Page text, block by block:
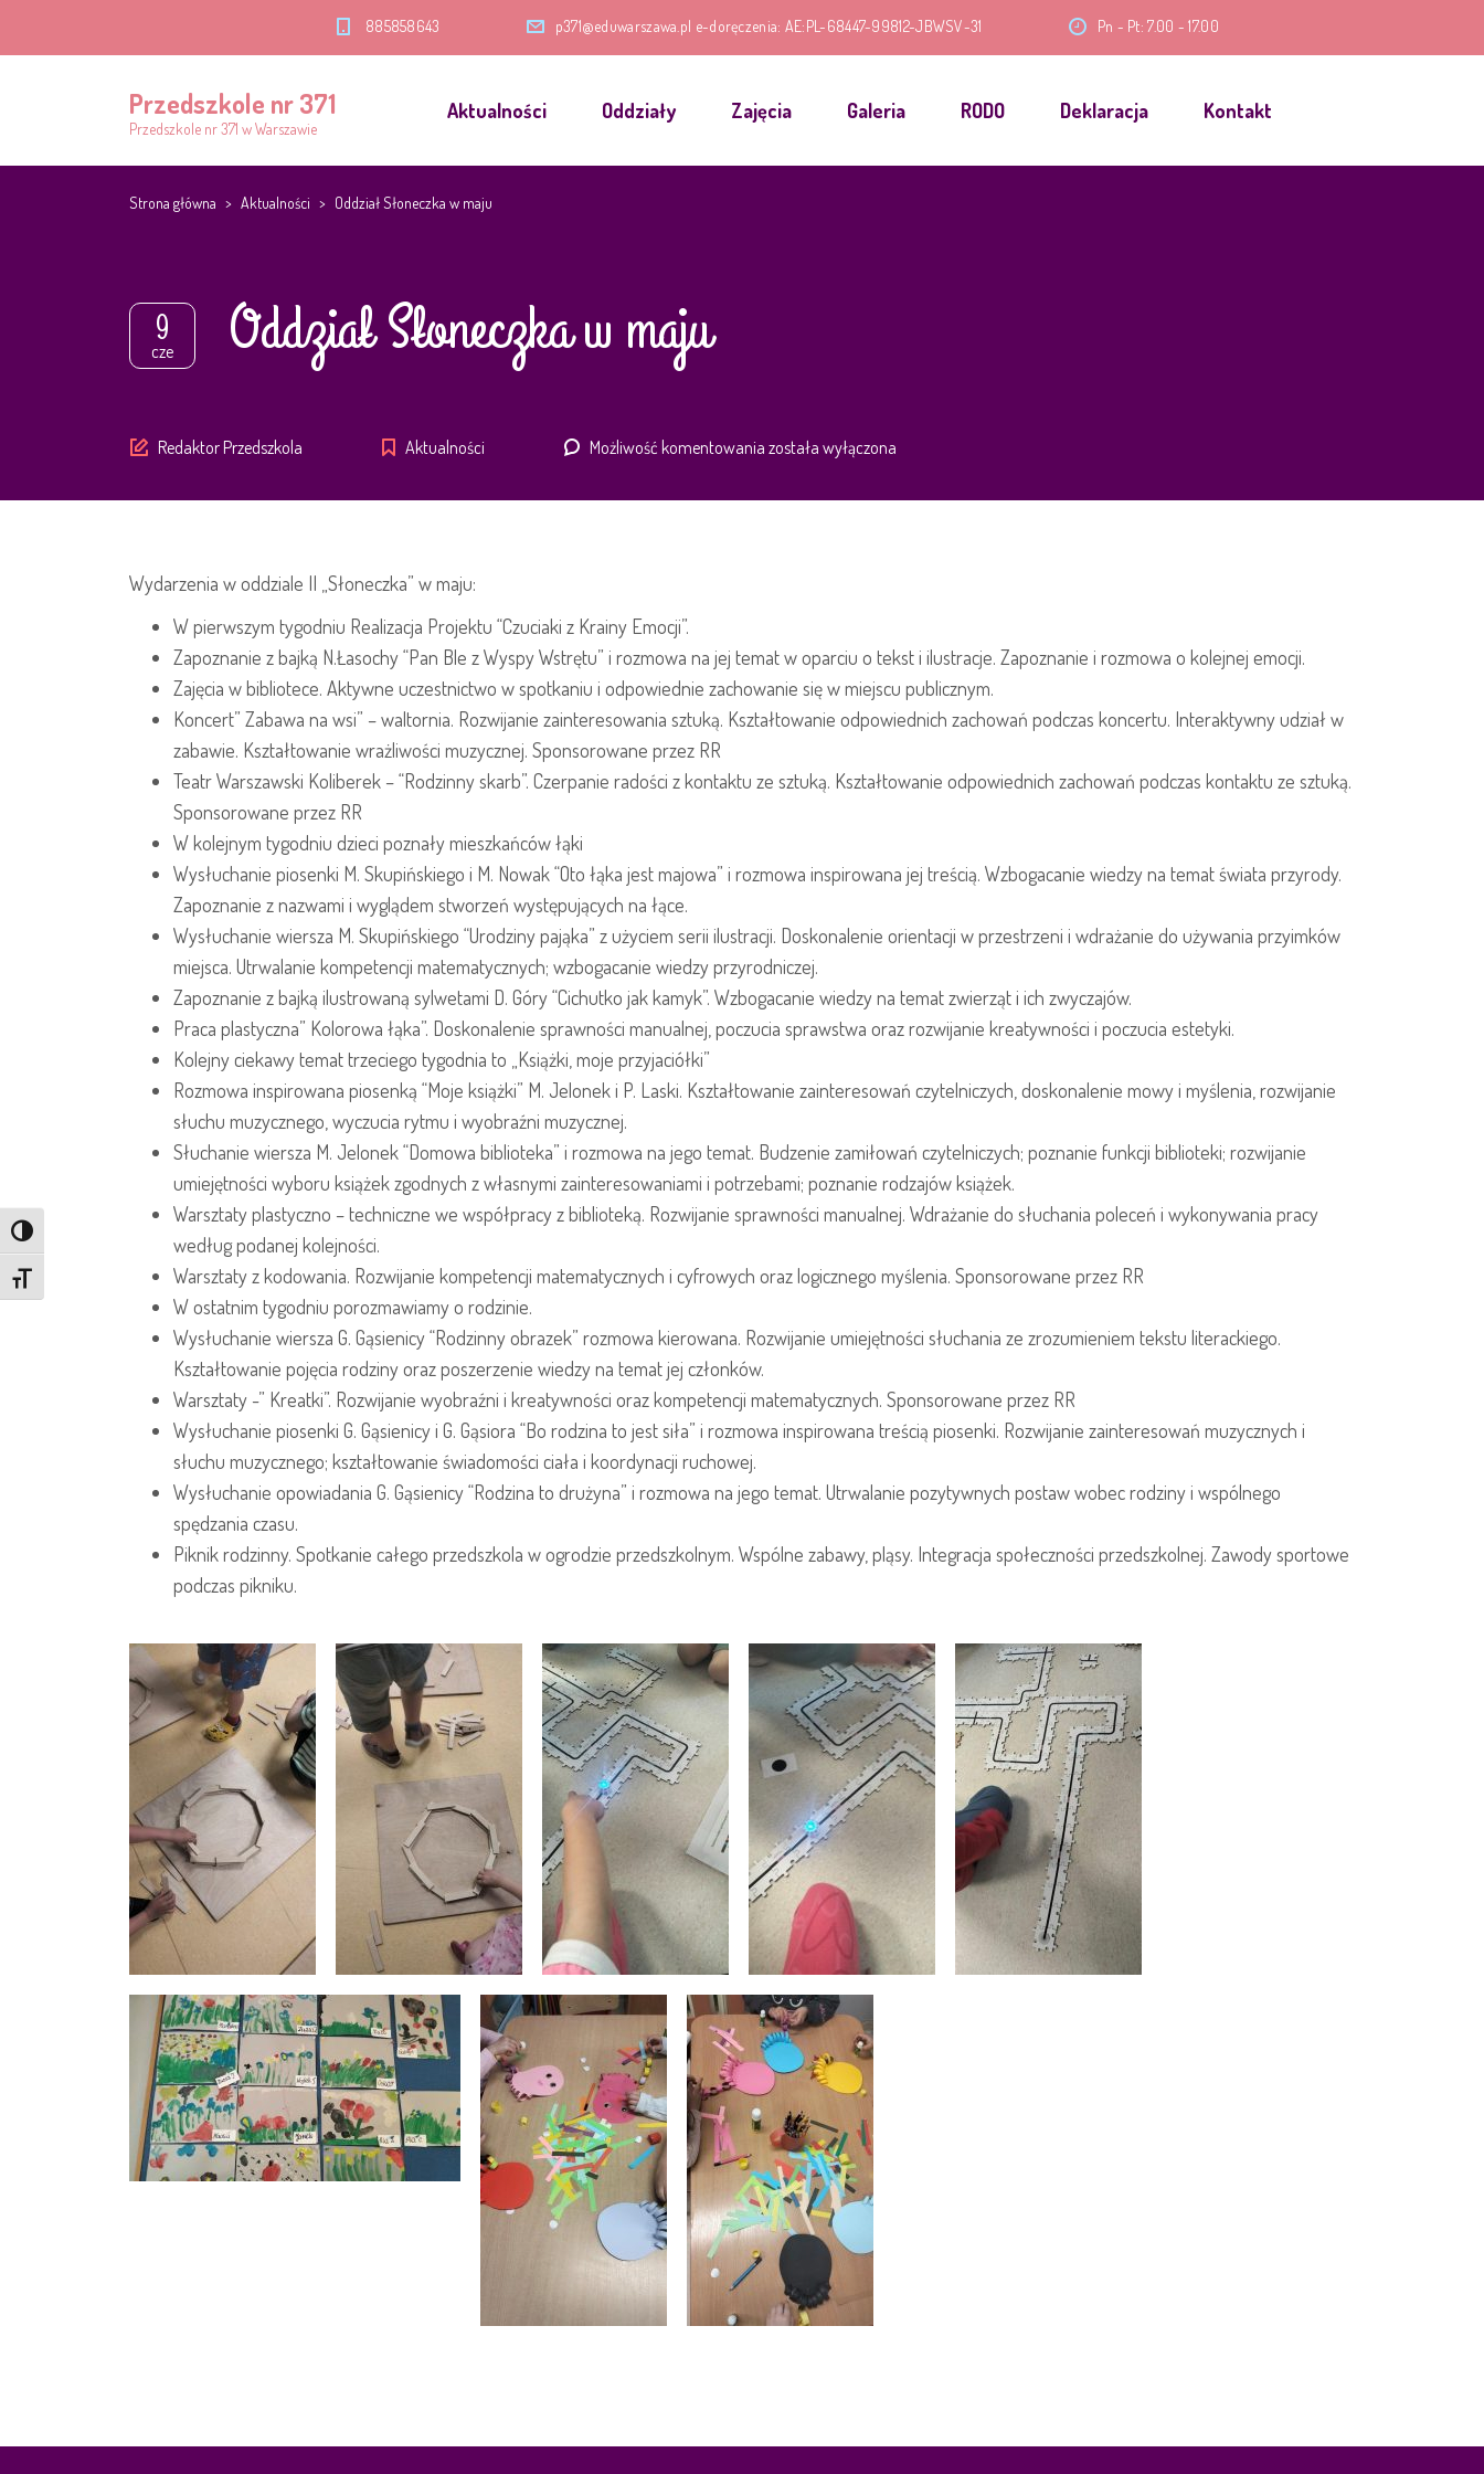
Toggle High Contrast
Toggle Font size
885858643 p371@eduwarszawa.pl e-doręczenia: AE:PL-68447-99812-JBWSV-31 Pn - Pt: 7.00 - 17.00
Przedszkole nr 371
Przedszkole nr 371 w Warszawie
Aktualności Oddziały Zajęcia Galeria RODO Deklaracja Kontakt
Strona główna > Aktualności > Oddział Słoneczka w maju
9
cze Oddział Słoneczka w maju
Author
Redaktor Przedszkola Aktualności Możliwość komentowania Oddział
została wyłączona
Wydarzenia w oddziale II „Słoneczka” w maju:
W pierwszym tygodniu Realizacja Projektu “Czuciaki z Krainy Emocji”.
Zapoznanie z bajką N.Łasochy “Pan Ble z Wyspy Wstrętu” i rozmowa na jej temat w oparciu o tekst i ilustracje. Zapoznanie i rozmowa o kolejnej emocji.
Zajęcia w bibliotece. Aktywne uczestnictwo w spotkaniu i odpowiednie zachowanie się w miejscu publicznym.
Koncert” Zabawa na wsi” – waltornia. Rozwijanie zainteresowania sztuką. Kształtowanie odpowiednich zachowań podczas koncertu. Interaktywny udział w
zabawie. Kształtowanie wrażliwości muzycznej. Sponsorowane przez RR
Teatr Warszawski Koliberek – “Rodzinny skarb”. Czerpanie radości z kontaktu ze sztuką. Kształtowanie odpowiednich zachowań podczas kontaktu ze sztuką.
Sponsorowane przez RR
W kolejnym tygodniu dzieci poznały mieszkańców łąki
Wysłuchanie piosenki M. Skupińskiego i M. Nowak “Oto łąka jest majowa” i rozmowa inspirowana jej treścią. Wzbogacanie wiedzy na temat świata przyrody.
Zapoznanie z nazwami i wyglądem stworzeń występujących na łące.
Wysłuchanie wiersza M. Skupińskiego “Urodziny pająka” z użyciem serii ilustracji. Doskonalenie orientacji w przestrzeni i wdrażanie do używania przyimków
miejsca. Utrwalanie kompetencji matematycznych; wzbogacanie wiedzy przyrodniczej.
Zapoznanie z bajką ilustrowaną sylwetami D. Góry “Cichutko jak kamyk”. Wzbogacanie wiedzy na temat zwierząt i ich zwyczajów.
Praca plastyczna” Kolorowa łąka”. Doskonalenie sprawności manualnej, poczucia sprawstwa oraz rozwijanie kreatywności i poczucia estetyki.
Kolejny ciekawy temat trzeciego tygodnia to „Książki, moje przyjaciółki”
Rozmowa inspirowana piosenką “Moje książki” M. Jelonek i P. Laski. Kształtowanie zainteresowań czytelniczych, doskonalenie mowy i myślenia, rozwijanie
słuchu muzycznego, wyczucia rytmu i wyobraźni muzycznej.
Słuchanie wiersza M. Jelonek “Domowa biblioteka” i rozmowa na jego temat. Budzenie zamiłowań czytelniczych; poznanie funkcji biblioteki; rozwijanie
umiejętności wyboru książek zgodnych z własnymi zainteresowaniami i potrzebami; poznanie rodzajów książek.
Warsztaty plastyczno – techniczne we współpracy z biblioteką. Rozwijanie sprawności manualnej. Wdrażanie do słuchania poleceń i wykonywania pracy
według podanej kolejności.
Warsztaty z kodowania. Rozwijanie kompetencji matematycznych i cyfrowych oraz logicznego myślenia. Sponsorowane przez RR
W ostatnim tygodniu porozmawiamy o rodzinie.
Wysłuchanie wiersza G. Gąsienicy “Rodzinny obrazek” rozmowa kierowana. Rozwijanie umiejętności słuchania ze zrozumieniem tekstu literackiego.
Kształtowanie pojęcia rodziny oraz poszerzenie wiedzy na temat jej członków.
Warsztaty -” Kreatki”. Rozwijanie wyobraźni i kreatywności oraz kompetencji matematycznych. Sponsorowane przez RR
Wysłuchanie piosenki G. Gąsienicy i G. Gąsiora “Bo rodzina to jest siła” i rozmowa inspirowana treścią piosenki. Rozwijanie zainteresowań muzycznych i
słuchu muzycznego; kształtowanie świadomości ciała i koordynacji ruchowej.
Wysłuchanie opowiadania G. Gąsienicy “Rodzina to drużyna” i rozmowa na jego temat. Utrwalanie pozytywnych postaw wobec rodziny i wspólnego
spędzania czasu.
Piknik rodzinny. Spotkanie całego przedszkola w ogrodzie przedszkolnym. Wspólne zabawy, pląsy. Integracja społeczności przedszkolnej. Zawody sportowe
podczas pikniku.